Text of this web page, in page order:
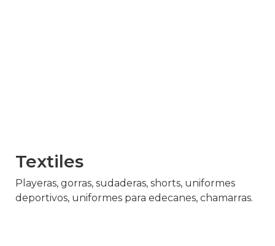
Textiles
Playeras, gorras, sudaderas, shorts, uniformes
deportivos, uniformes para edecanes, chamarras.